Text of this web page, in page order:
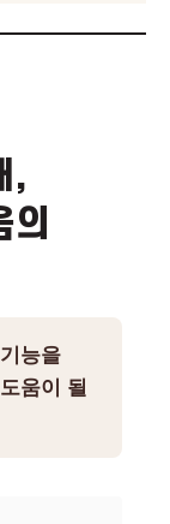
,
능을
움이 될